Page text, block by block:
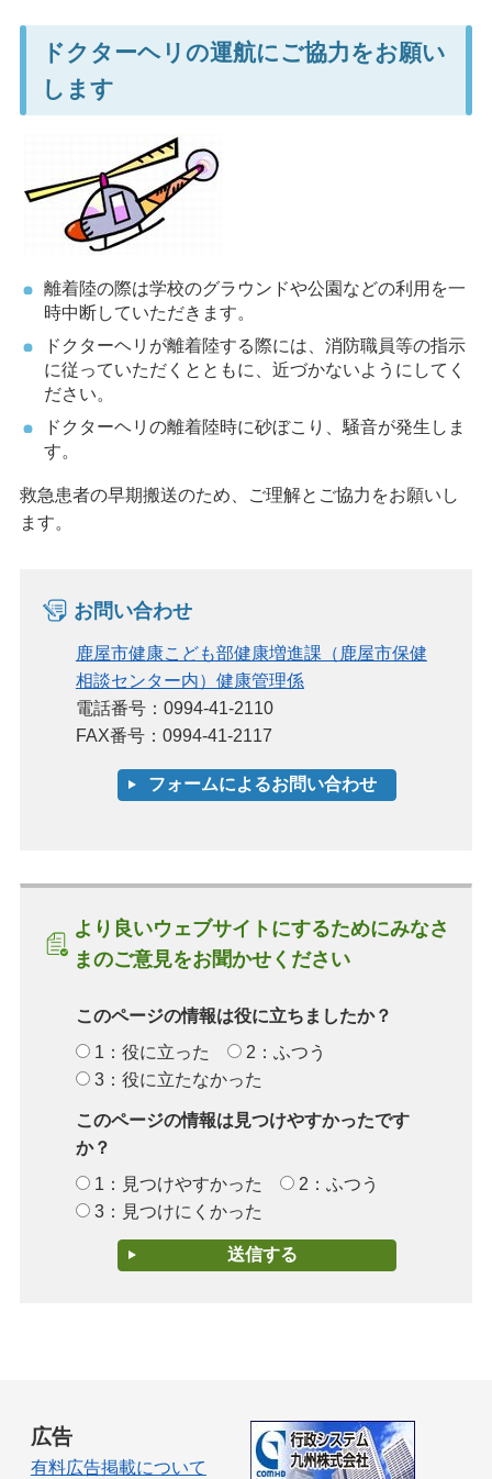
ドクターヘリの運航にご協力をお願い
します
離着陸の際は学校のグラウンドや公園などの利用を一
時中断していただきます。
ドクターヘリが離着陸する際には、消防職員等の指示
に従っていただくとともに、近づかないようにしてく
ださい。
ドクターヘリの離着陸時に砂ぼこり、騒音が発生しま
す。
救急患者の早期搬送のため、ご理解とご協力をお願いし
ます。
お問い合わせ
鹿屋市健康こども部健康増進課（鹿屋市保健
相談センター内）健康管理係
電話番号：0994-41-2110
FAX番号：0994-41-2117
より良いウェブサイトにするためにみなさ
まのご意見をお聞かせください
このページの情報は役に立ちましたか？
1：役に立った
2：ふつう
3：役に立たなかった
このページの情報は見つけやすかったです
か？
1：見つけやすかった
2：ふつう
3：見つけにくかった
広告
有料広告掲載について